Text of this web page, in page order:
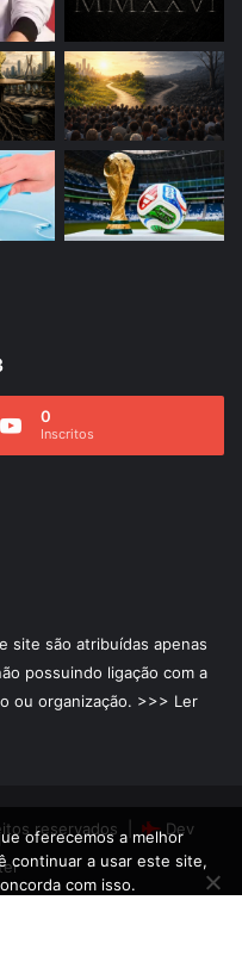
0
Inscritos
site são atribuídas apenas
possuindo ligação com a
ou organização. >>> Ler
reservados |
Dev
oferecemos a melhor
continuar a usar este site,
com isso.